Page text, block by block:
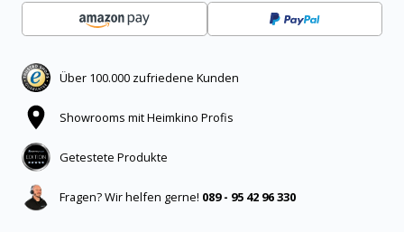
Über 100.000 zufriedene Kunden
Showrooms mit Heimkino Profis
Getestete Produkte
Fragen? Wir helfen gerne! 089 - 95 42 96 330